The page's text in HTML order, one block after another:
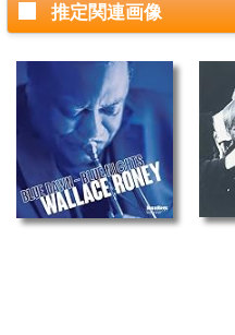
推定関連画像